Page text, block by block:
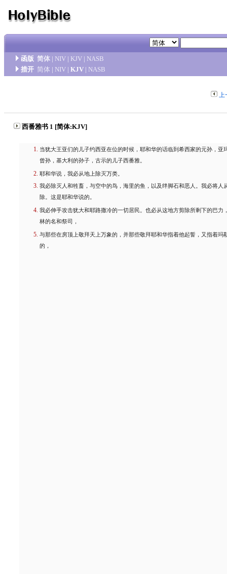
函版 简体 | NIV | KJV | NASB
措开 简体 | NIV | KJV | NASB
上
西番雅书 1 [简体:KJV]
当犹大王亚们的儿子约西亚在位的时候，耶和华的话临到希西家的元孙，亚
曾孙，基大利的孙子，古示的儿子西番雅。
耶和华说，我必从地上除灭万类。
我必除灭人和牲畜，与空中的鸟，海里的鱼，以及绊脚石和恶人。我必将人
除。这是耶和华说的。
我必伸手攻击犹大和耶路撒冷的一切居民。也必从这地方剪除所剩下的巴力
林的名和祭司，
与那些在房顶上敬拜天上万象的，并那些敬拜耶和华指着他起誓，又指着玛
的，